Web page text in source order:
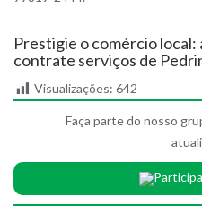
Prestigie o comércio
contrate serviços de
Visualizações: 642
Faça parte do nosso